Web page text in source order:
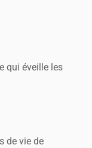
qui éveille les
de vie de